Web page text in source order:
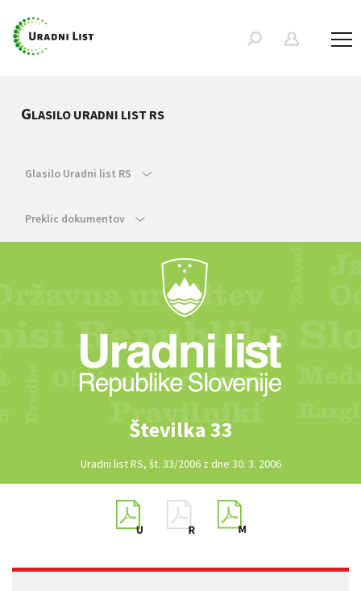
GLASILO URADNI LIST RS
Glasilo Uradni list RS
Preklic dokumentov
Številka 33
Uradni list RS, št. 33/2006 z dne 30. 3. 2006